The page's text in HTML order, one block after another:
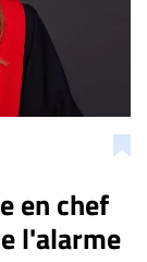
en chef
l'alarme